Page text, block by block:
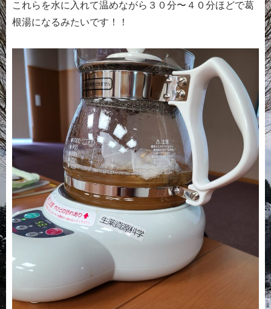
これらを水に入れて温めながら３０分〜４０分ほどで葛
根湯になるみたいです！！